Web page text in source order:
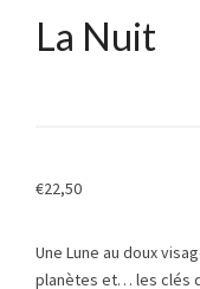
La Nuit
€22,50
Une Lune au doux
planètes et… les clés